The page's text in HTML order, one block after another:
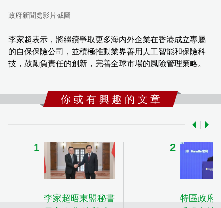
政府新聞處影片截圖
李家超表示，將繼續爭取更多海內外企業在香港成立專屬
的自保保險公司，並積極推動業界善用人工智能和保險科
技，鼓勵負責任的創新，完善全球市場的風險管理策略。
你 或 有 興 趣 的 文 章
李家超晤東盟秘書
特區政府